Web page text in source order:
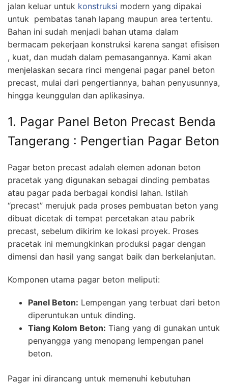
jalan keluar untuk konstruksi modern yang dipakai
untuk pembatas tanah lapang maupun area tertentu.
Bahan ini sudah menjadi bahan utama dalam
bermacam pekerjaan konstruksi karena sangat efisisen
, kuat, dan mudah dalam pemasangannya. Kami akan
menjelaskan secara rinci mengenai pagar panel beton
precast, mulai dari pengertiannya, bahan penyusunnya,
hingga keunggulan dan aplikasinya.
1. Pagar Panel Beton Precast Benda
Tangerang : Pengertian Pagar Beton
Pagar beton precast adalah elemen adonan beton
pracetak yang digunakan sebagai dinding pembatas
atau pagar pada berbagai kondisi lahan. Istilah
“precast” merujuk pada proses pembuatan beton yang
dibuat dicetak di tempat percetakan atau pabrik
precast, sebelum dikirim ke lokasi proyek. Proses
pracetak ini memungkinkan produksi pagar dengan
dimensi dan hasil yang sangat baik dan berkelanjutan.
Komponen utama pagar beton meliputi:
Panel Beton: Lempengan yang terbuat dari beton
diperuntukan untuk dinding.
Tiang Kolom Beton: Tiang yang di gunakan untuk
penyangga yang menopang lempengan panel
beton.
Pagar ini dirancang untuk memenuhi kebutuhan